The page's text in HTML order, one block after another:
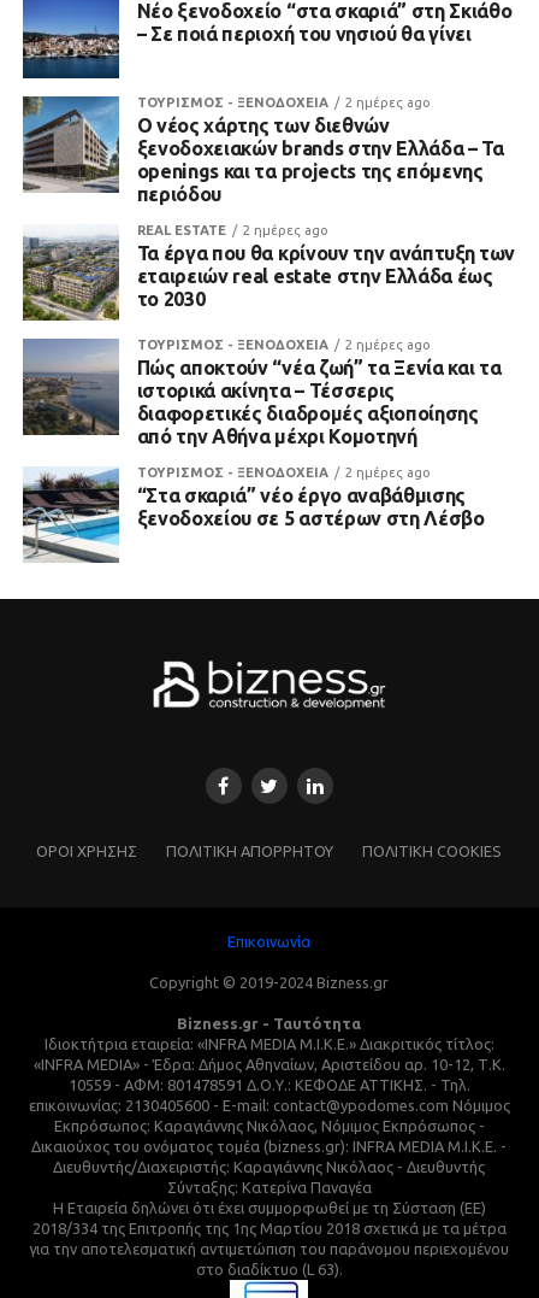
Νέο ξενοδοχείο “στα σκαριά” στη Σκιάθο
– Σε ποιά περιοχή του νησιού θα γίνει
ΤΟΥΡΙΣΜΟΣ - ΞΕΝΟΔΟΧΕΙΑ 2 ημέρες ago
Ο νέος χάρτης των διεθνών
ξενοδοχειακών brands στην Ελλάδα – Τα
openings και τα projects της επόμενης
περιόδου
REAL ESTATE 2 ημέρες ago
Τα έργα που θα κρίνουν την ανάπτυξη των
εταιρειών real estate στην Ελλάδα έως
το 2030
ΤΟΥΡΙΣΜΟΣ - ΞΕΝΟΔΟΧΕΙΑ 2 ημέρες ago
Πώς αποκτούν “νέα ζωή” τα Ξενία και τα
ιστορικά ακίνητα – Τέσσερις
διαφορετικές διαδρομές αξιοποίησης
από την Αθήνα μέχρι Κομοτηνή
ΤΟΥΡΙΣΜΟΣ - ΞΕΝΟΔΟΧΕΙΑ 2 ημέρες ago
“Στα σκαριά” νέο έργο αναβάθμισης
ξενοδοχείου σε 5 αστέρων στη Λέσβο
ΌΡΟΙ ΧΡΗΣΗΣ ΠΟΛΙΤΙΚΗ ΑΠΟΡΡΗΤΟΥ ΠΟΛΙΤΙΚΗ COOKIES
Επικοινωνία
Copyright © 2019-2024 Bizness.gr
Bizness.gr - Ταυτότητα
Ιδιοκτήτρια εταιρεία: «INFRA MEDIA M.I.K.E.» Διακριτικός τίτλος:
«INFRA MEDIA» - Έδρα: Δήμος Αθηναίων, Αριστείδου αρ. 10-12, Τ.Κ.
10559 - ΑΦΜ: 801478591 Δ.Ο.Υ.: ΚΕΦΟΔΕ ΑΤΤΙΚΗΣ. - Τηλ.
επικοινωνίας: 2130405600 - E-mail: contact@ypodomes.com Νόμιμος
Εκπρόσωπος: Καραγιάννης Νικόλαος, Νόμιμος Εκπρόσωπος -
Δικαιούχος του ονόματος τομέα (bizness.gr): INFRA MEDIA M.I.K.E. -
Διευθυντής/Διαχειριστής: Καραγιάννης Νικόλαος - Διευθυντής
Σύνταξης: Κατερίνα Παναγέα
Η Εταιρεία δηλώνει ότι έχει συμμορφωθεί με τη Σύσταση (ΕΕ)
2018/334 της Επιτροπής της 1ης Μαρτίου 2018 σχετικά με τα μέτρα
για την αποτελεσματική αντιμετώπιση του παράνομου περιεχομένου
στο διαδίκτυο (L 63).